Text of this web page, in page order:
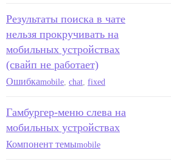
Результаты поиска в чате
нельзя прокручивать на
мобильных устройствах
(свайп не работает)
Ошибкаmobile chat fixed
Гамбургер-меню слева на
мобильных устройствах
Компонент темыmobile